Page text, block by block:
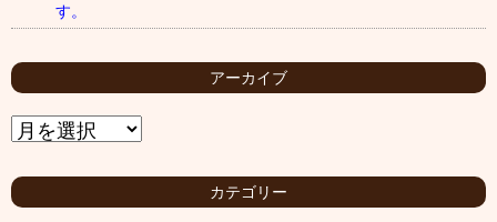
す。
アーカイブ
ア
ー
イ
カテゴリー